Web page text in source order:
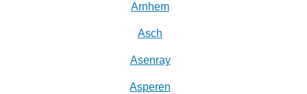
Arnhem
Asch
Asenray
Asperen